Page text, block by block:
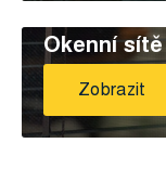
Okenní sítě
Zobrazit